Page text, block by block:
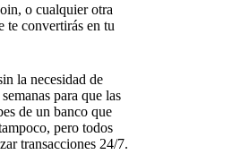
o cualquier otra
te convertirás en tu
la necesidad de
para que las
de un banco que
pero todos
transacciones 24/7.